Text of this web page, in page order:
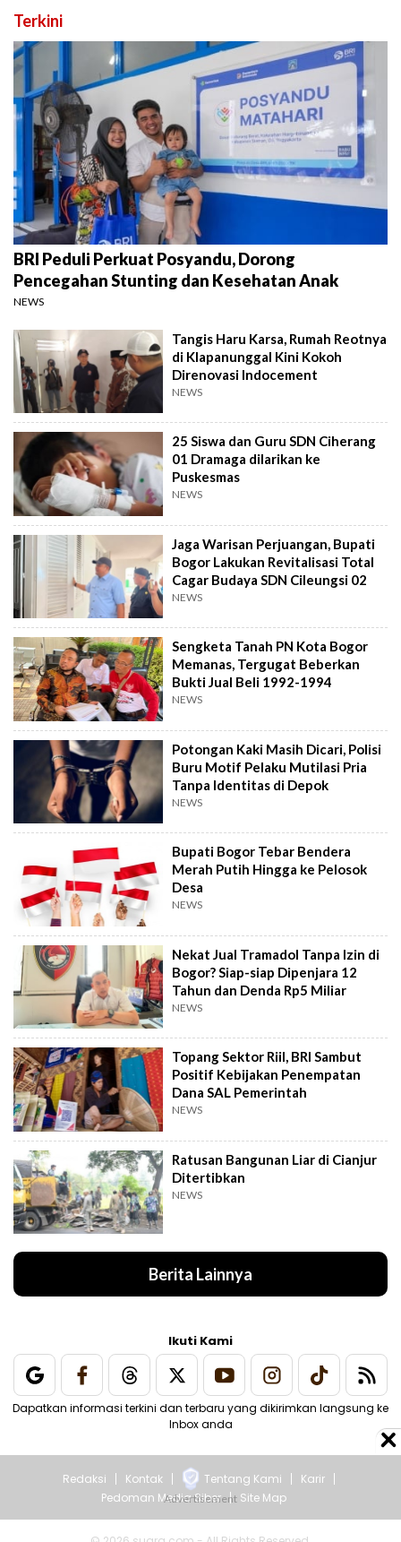
Terkini
BRI Peduli Perkuat Posyandu, Dorong
Pencegahan Stunting dan Kesehatan Anak
NEWS
Tangis Haru Karsa, Rumah Reotnya
di Klapanunggal Kini Kokoh
Direnovasi Indocement
NEWS
25 Siswa dan Guru SDN Ciherang
01 Dramaga dilarikan ke
Puskesmas
NEWS
Jaga Warisan Perjuangan, Bupati
Bogor Lakukan Revitalisasi Total
Cagar Budaya SDN Cileungsi 02
NEWS
Sengketa Tanah PN Kota Bogor
Memanas, Tergugat Beberkan
Bukti Jual Beli 1992-1994
NEWS
Potongan Kaki Masih Dicari, Polisi
Buru Motif Pelaku Mutilasi Pria
Tanpa Identitas di Depok
NEWS
Bupati Bogor Tebar Bendera
Merah Putih Hingga ke Pelosok
Desa
NEWS
Nekat Jual Tramadol Tanpa Izin di
Bogor? Siap-siap Dipenjara 12
Tahun dan Denda Rp5 Miliar
NEWS
Topang Sektor Riil, BRI Sambut
Positif Kebijakan Penempatan
Dana SAL Pemerintah
NEWS
Ratusan Bangunan Liar di Cianjur
Ditertibkan
NEWS
Berita Lainnya
Ikuti Kami
Dapatkan informasi terkini dan terbaru yang dikirimkan langsung ke
Inbox anda
Redaksi Kontak Tentang Kami
Karir
Pedoman Media Siber
Site Map